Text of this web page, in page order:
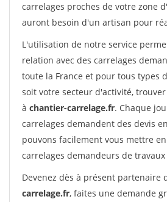
carrelages proches de votre zone
auront besoin d'un artisan pour
L'utilisation de notre service
relation avec des carrelages
toute la France et pour tous types
soit votre secteur d'activité,
à chantier-carrelage.fr. Chaque
carrelages demandent des devis
pouvons facilement vous mettre
carrelages demandeurs de
Devenez dès à présent partenaire
carrelage.fr, faites une demande